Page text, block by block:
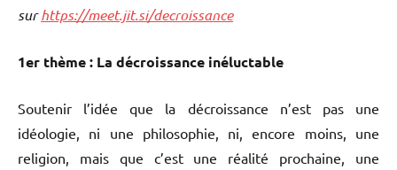
surhttps://meet.jit.si/decroissance
1er thème : La décroissance inéluctable
Soutenir l’idée que la décroissance n’est pas une
idéologie, ni une philosophie, ni, encore moins, une
religion, mais que c’est une réalité prochaine, une